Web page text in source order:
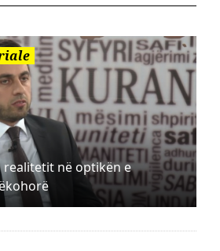
në optikën e